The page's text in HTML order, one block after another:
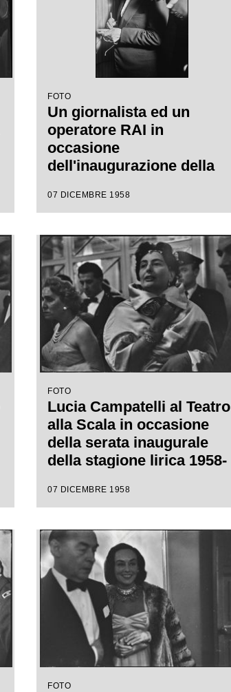
FOTO
Un giornalista ed un
operatore RAI in
occasione
dell'inaugurazione della
del Teatro alla Scala con
Giacomo Puccini, diretta
da Antonino Votto, con la
regia di Margherita
Wallmann
07 DICEMBRE 1958
FOTO
Lucia Campatelli al Teatro
alla Scala in occasione
della serata inaugurale
della stagione lirica 1958-
"Turandot", di Giacomo
Antonino Votto con la
regia di Margherita
Wallmann
07 DICEMBRE 1958
FOTO